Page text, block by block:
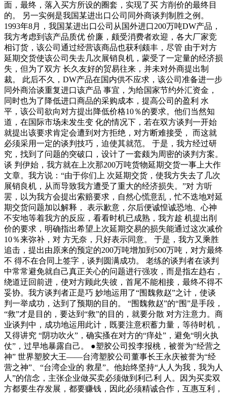
面，最终，落入买方所设的圈套，实现了买 方削价的最终目
的。 另一实例是我国某进出口公司同外商谈判制胜之例。
1993年8月，我国某进出口公司从国外进口200万吨DW产品，
我方考虑到该产品质优 价廉，颇受消费者欢迎，各大厂家竞
相订货，该公司通过经营该商品也获利颇丰，尽管 由于对方
延期交货使该公司失去几次展销良机，蒙受了一定量的经济损
失，但为了双方 长久友好的贸易往来，并未对外商提出制
裁。 此后不久，DW产品在国内供不应求，该公司准备进一步
同外商洽谈重复进口该产品 事宜，为给国家节约外汇资金，
同时也为了降低进口商品的采购成本，提高公司的盈利 水
平，该公司欲向对方提出降低价格10％的要求。他们当然知
道，在国际市场未发生变 化的情况下，若在双方谈判一开始
就提出该要求肯定会遭到对方拒绝，对方断难接受， 而这就
必须采用一定的谈判技巧，迫使其就范。 于是，我方经过研
究，找到了问题的突破口，设计了一套颇为周密的谈判方案。
谈 判伊始，我方就在上次那200万吨货物延期交货一事上大作
文章。我方说：“由于你们上 次延期交货，使我方失去了几次
展销良机，从而导致我方遭受了重大的经济损失。”对 方听
罢，以为我方会提出索赔要求，自然心慌意乱，忙不迭地对延
期交货问题加以解释， 表示歉意，尔后便诚惶诚恐地、心神
不安地等着我方的反应，看看时机已成熟，我方趁 机提出削
价的要求，明确指出希望上次延期交易的损失能通过这次减价
10％来弥补，对 方无奈，只好表示同意。 于是，我方又乘胜
追击，提出由原来的预定的200万吨增加到500万吨，对方最终
不 得不在合同上签字，谈判圆满成功。 老练的谈判者在谈判
中常常避免就自己真正关心的问题进行强攻，而是指左趋右，
绕道迂回前进，使对方顾此失彼，首尾不能相接，最终不得不
妥协。我方谈判者正是巧 妙地运用了“围魏救赵”之计，使谈
判一举成功，达到了预期的目的。 “围魏救赵”的“围”是手段，
“救”才是目的，要达到“救”的目的，就要分散 对方注意力。商
业谈判中，成功地运用此计，既要注意积蓄力量，等待时机，
又得讲究 “阴功吹火”，确实搔在对方的“痒处”，避免“明火执
仗”，过早地暴露自己。 ●塑胶公司投李报桃，被誉为“经营之
神” 世界塑胶大王——台湾塑胶公司董事长王永庆被誉为“经
营之神”、“台湾企业的 救星”。他始终坚持“人人为我，我为人
人”的信念，主张企业做买卖必须做到利己利 人。因为买卖双
方都要生存发展，都要赚钱，因此必须精诚合作，互惠互利，